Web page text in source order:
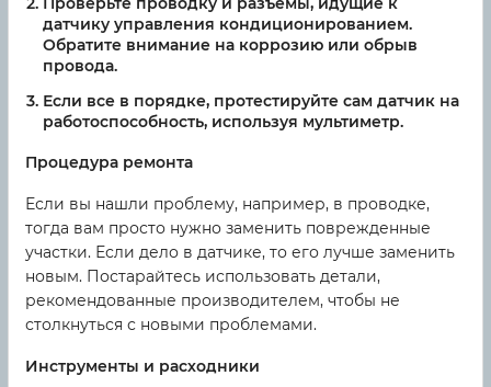
датчику управления кондиционированием.
Обратите внимание на коррозию или обрыв
провода.
Если все в порядке, протестируйте сам датчик на
работоспособность, используя мультиметр.
Процедура ремонта
Если вы нашли проблему, например, в проводке,
тогда вам просто нужно заменить поврежденные
участки. Если дело в датчике, то его лучше заменить
новым. Постарайтесь использовать детали,
рекомендованные производителем, чтобы не
столкнуться с новыми проблемами.
Инструменты и расходники